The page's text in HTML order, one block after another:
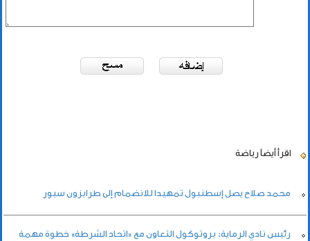
اقرأ أيضاً رياضة
محمد صلاح يصل إسطنبول تمهيدا للانضمام إلى طرابزون سبور
رئيس نادي الرماية: بروتوكول التعاون مع «اتحاد الشرطة» خطوة مهمة